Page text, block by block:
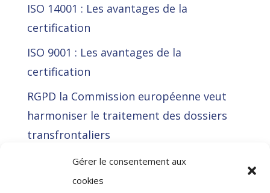
Gérer le consentement aux
cookies
ISO 14001 : Les avantages de la
certification
ISO 9001 : Les avantages de la
certification
RGPD la Commission européenne veut
harmoniser le traitement des dossiers
transfrontaliers
La Cour de justice de l’Union européenne
(CJUE) déclare illégale l’approche RGPD